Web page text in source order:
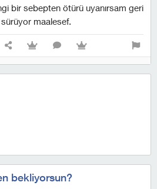
bir sebepten ötürü uyanırsam geri
maalesef.
bekliyorsun?